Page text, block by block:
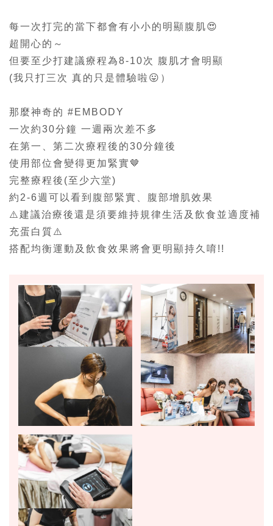
每一次打完的當下都會有小小的明顯腹肌😍
超開心的～
但要至少打建議療程為8-10次 腹肌才會明顯
(我只打三次 真的只是體驗啦😛）
那麼神奇的 #EMBODY
一次約30分鐘 一週兩次差不多
在第一、第二次療程後的30分鐘後
使用部位會變得更加緊實🤎
完整療程後(至少六堂)
約2-6週可以看到腹部緊實、腹部增肌效果
⚠️建議治療後還是須要維持規律生活及飲食並適度補
充蛋白質⚠️
搭配均衡運動及飲食效果將會更明顯持久唷!!